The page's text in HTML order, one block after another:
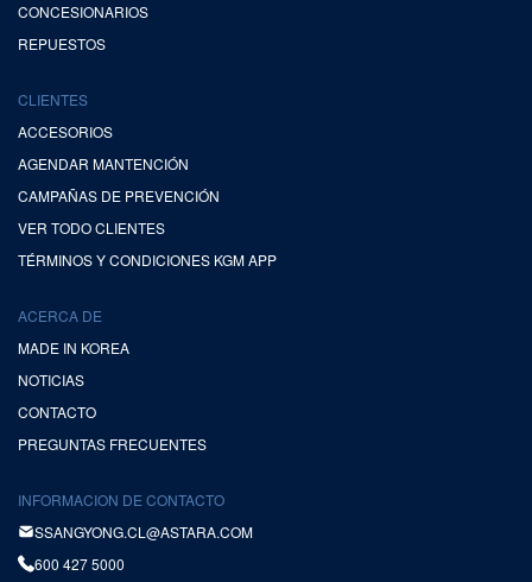
CONCESIONARIOS
REPUESTOS
CLIENTES
ACCESORIOS
AGENDAR MANTENCIÓN
CAMPAÑAS DE PREVENCIÓN
VER TODO CLIENTES
TÉRMINOS Y CONDICIONES KGM APP
ACERCA DE
MADE IN KOREA
NOTICIAS
CONTACTO
PREGUNTAS FRECUENTES
INFORMACION DE CONTACTO
SSANGYONG.CL@ASTARA.COM
600 427 5000